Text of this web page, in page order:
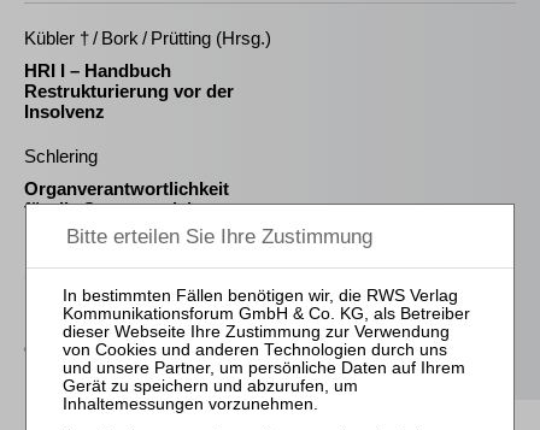
Kübler † / Bork / Prütting (Hrsg.)
HRI I – Handbuch
Restrukturierung vor der
Insolvenz
Schlering
Organverantwortlichkeit
für die Steuerentrichtung
nach Insolvenzreife
Schröder
Die Reform des
Eigenkapitalersatzrechts
durch das MoMiG